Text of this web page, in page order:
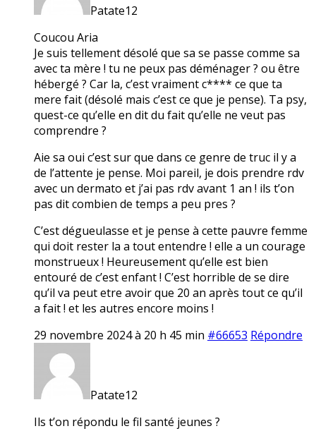
Patate12
Coucou Aria
Je suis tellement désolé que sa se passe comme sa
avec ta mère ! tu ne peux pas déménager ? ou être
hébergé ? Car la, c’est vraiment c**** ce que ta
mere fait (désolé mais c’est ce que je pense). Ta psy,
quest-ce qu’elle en dit du fait qu’elle ne veut pas
comprendre ?
Aie sa oui c’est sur que dans ce genre de truc il y a
de l’attente je pense. Moi pareil, je dois prendre rdv
avec un dermato et j’ai pas rdv avant 1 an ! ils t’on
pas dit combien de temps a peu pres ?
C’est dégueulasse et je pense à cette pauvre femme
qui doit rester la a tout entendre ! elle a un courage
monstrueux ! Heureusement qu’elle est bien
entouré de c’est enfant ! C’est horrible de se dire
qu’il va peut etre avoir que 20 an après tout ce qu’il
a fait ! et les autres encore moins !
29 novembre 2024 à 20 h 45 min #66653 Répondre
Patate12
Ils t’on répondu le fil santé jeunes ?